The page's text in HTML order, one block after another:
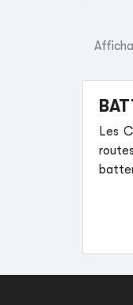
Les